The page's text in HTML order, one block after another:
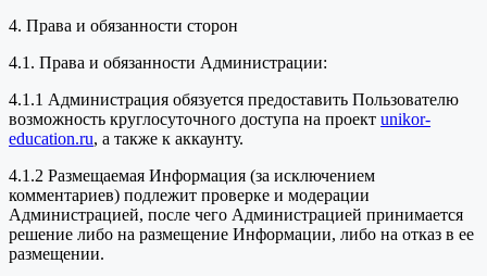
4. Права и обязанности сторон
4.1. Права и обязанности Администрации:
4.1.1 Администрация обязуется предоставить Пользователю
возможность круглосуточного доступа на проект unikor-
education.ru, а также к аккаунту.
4.1.2 Размещаемая Информация (за исключением
комментариев) подлежит проверке и модерации
Администрацией, после чего Администрацией принимается
решение либо на размещение Информации, либо на отказ в ее
размещении.